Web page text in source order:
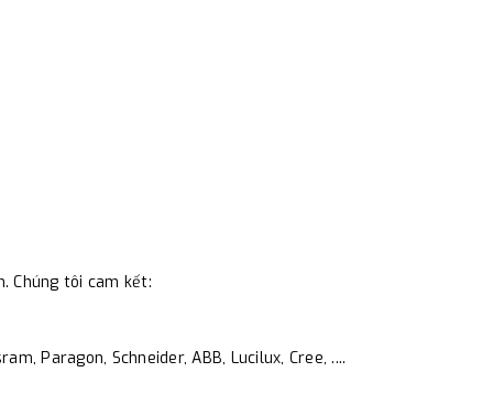
Chúng tôi cam kết:
Paragon, Schneider, ABB, Lucilux, Cree, ....